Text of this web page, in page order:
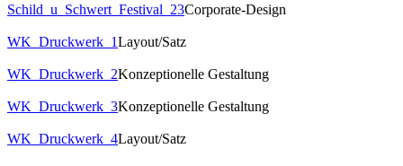
Schild_u_Schwert_Festival_23Corporate-Design
WK_Druckwerk_1Layout/Satz
WK_Druckwerk_2Konzeptionelle Gestaltung
WK_Druckwerk_3Konzeptionelle Gestaltung
WK_Druckwerk_4Layout/Satz